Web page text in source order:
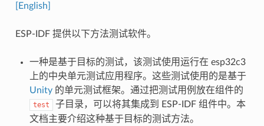
[English]
ESP-IDF 提供以下方法测试软件。
一种是基于目标的测试，该测试使用运行在 esp32c3
上的中央单元测试应用程序。这些测试使用的是基于
Unity的单元测试框架。通过把测试用例放在组件的
test
子目录，可以将其集成到 ESP-IDF 组件中。本
文档主要介绍这种基于目标的测试方法。